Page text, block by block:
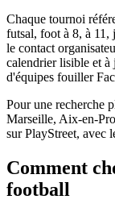
Chaque tournoi
futsal, foot à 8, à 11,
le contact
calendrier lisible et à
d'équipes fouiller
Pour une recherche
Marseille, Aix-en-
sur PlayStreet, avec
Comment
football